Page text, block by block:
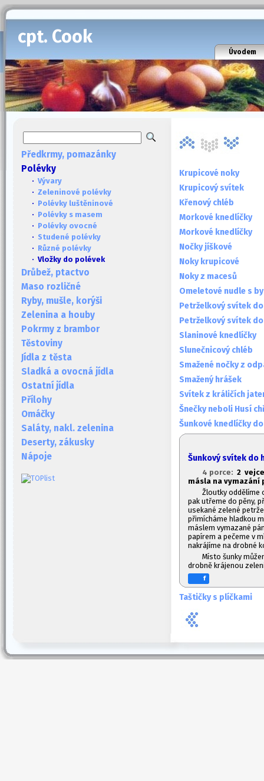
cpt. Cook
Úvodem
Předkrmy, pomazánky
Polévky
· Vývary
· Zeleninové polévky
· Polévky luštěninové
· Polévky s masem
· Polévky ovocné
· Studené polévky
· Různé polévky
· Vložky do polévek
Drůbež, ptactvo
Maso rozličné
Ryby, mušle, korýši
Zelenina a houby
Pokrmy z brambor
Těstoviny
Jídla z těsta
Sladká a ovocná jídla
Ostatní jídla
Přílohy
Omáčky
Saláty, nakl. zelenina
Deserty, zákusky
Nápoje
Krupicové noky
Krupicový svítek
Křenový chléb
Morkové knedlíčky
Morkové knedlíčky
Nočky jíškové
Noky krupicové
Noky z macesů
Omeletové nudle s
Petrželkový svítek
Petrželkový svítek
Slaninové knedlíčky
Slunečnicový chléb
Smažené nočky z
Smažený hrášek
Svítek z králičích
Šnečky neboli Husí
Šunkové knedlíčky
Šunkový svítek do
4 porce: 2
másla na vymazání
Žloutky oddělíme
pak utřeme do pěny,
usekané zelené
přimícháme hladkou
máslem vymazané
papírem a pečeme v
nakrájíme na drobné
Místo šunky
drobně krájenou
f
Taštičky s plíčkami